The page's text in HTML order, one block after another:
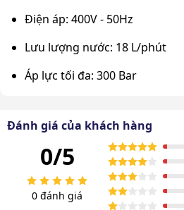
Điện áp: 400V - 50Hz
Lưu lượng nước: 18 L/phút
Áp lực tối đa: 300 Bar
Độ ồn: 95 dB
Nhiệt độ nước đầu vào: 40oC
Kích thước: 800 x 650 x 800 mm
Đánh giá của khách hàng
0/5
0 đánh giá